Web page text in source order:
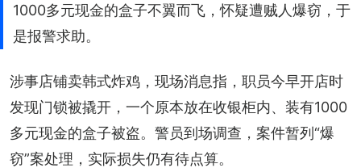
1000多元现金的盒子不翼而飞，怀疑遭贼人爆窃，于
是报警求助。
涉事店铺卖韩式炸鸡，现场消息指，职员今早开店时
发现门锁被撬开，一个原本放在收银柜内、装有1000
多元现金的盒子被盗。警员到场调查，案件暂列“爆
窃”案处理，实际损失仍有待点算。